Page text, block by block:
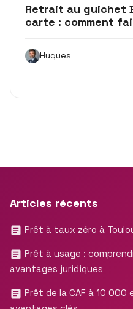
Retrait au guichet
carte : comment
Hugues
Articles récents
Prêt à taux zéro à
Prêt à usage :
avantages juridiques
Prêt de la CAF à 10